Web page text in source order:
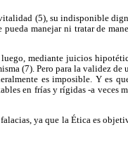
(5), su indisponible
manejar ni tratar de
mediante juicios
(7). Pero para la validez de
es imposible. Y es
en frías y rígidas -a veces
ya que la Ética es